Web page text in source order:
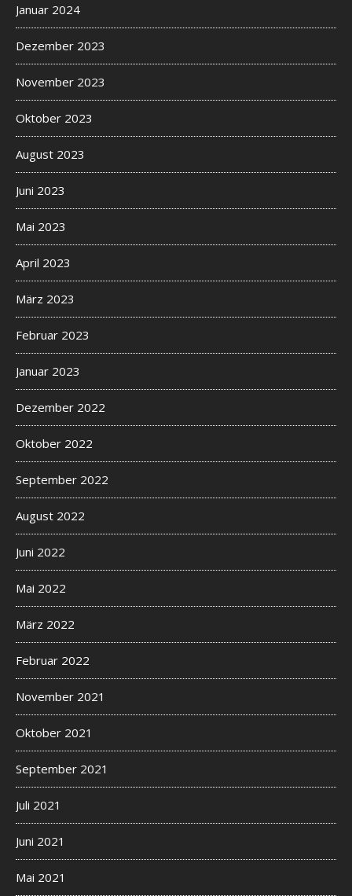
Januar 2024
Dezember 2023
November 2023
Oktober 2023
August 2023
Juni 2023
Mai 2023
April 2023
März 2023
Februar 2023
Januar 2023
Dezember 2022
Oktober 2022
September 2022
August 2022
Juni 2022
Mai 2022
März 2022
Februar 2022
November 2021
Oktober 2021
September 2021
Juli 2021
Juni 2021
Mai 2021